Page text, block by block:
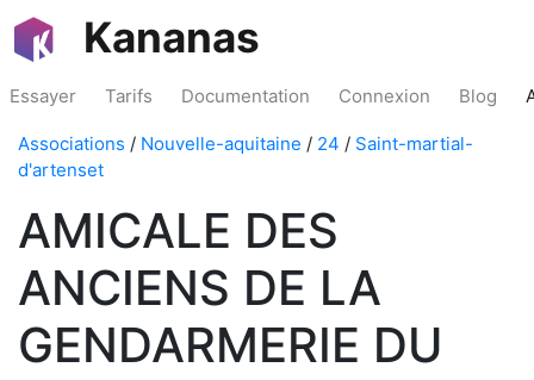
Kananas
Essayer Tarifs Documentation Connexion Blog
Associations / Nouvelle-aquitaine / 24 / Saint-martial-
d'artenset
AMICALE DES
ANCIENS DE LA
GENDARMERIE DU